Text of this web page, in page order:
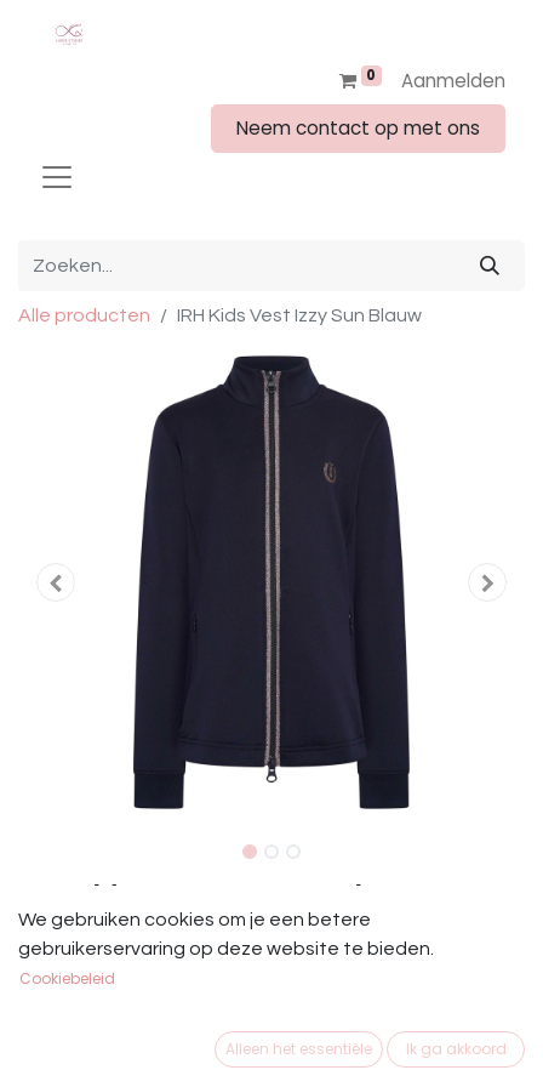
0
Aanmelden
Neem contact op met ons
Alle producten IRH Kids Vest Izzy Sun Blauw
IRH Kids Vest Izzy Sun Blauw
Vest van tech-gebreide stof
* 2-weg rits
* Voorzakken in lengtenaad
* Glitter artwork op de linkerborst
We gebruiken cookies om je een betere
gebruikerservaring op deze website te bieden.
Cookiebeleid
Alleen het essentiële Ik ga akkoord